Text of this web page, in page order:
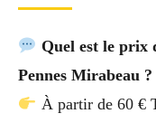
Quel est le prix
Pennes Mirabeau ?
À partir de 60 €